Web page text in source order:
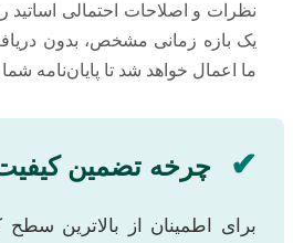
نظرات و اصلاحات احتمالی اساتید
یک بازه زمانی مشخص، بدون
ما اعمال خواهد شد تا پایان‌نامه
✔ چرخه تضمین کیفیت
برای اطمینان از بالاترین سطح